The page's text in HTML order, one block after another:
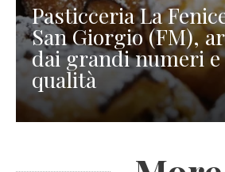
Pasticceria La
San Giorgio (FM),
dai grandi numeri
qualità